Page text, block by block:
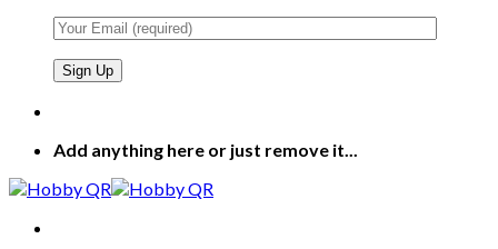
Add anything here or just remove it...